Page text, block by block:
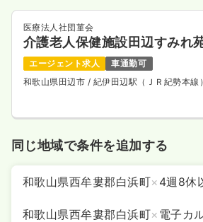
医療法人社団菫会
介護老人保健施設田辺すみれ
エージェント求人
車通勤可
和歌山県田辺市 / 紀伊田辺駅（ＪＲ紀勢本線
同じ地域で条件を追加する
和歌山県西牟婁郡白浜町× 4週8休
和歌山県西牟婁郡白浜町× 電子カ